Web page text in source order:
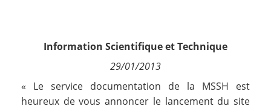
Nous suivre
Information Scientifique et Technique
29/01/2013
« Le service documentation de la MSSH est
heureux de vous annoncer le lancement du site